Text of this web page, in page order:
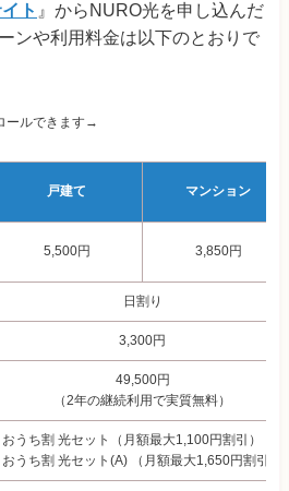
ト 』からNURO光を申し込んだ
ンや利用料金は以下のとおりで
ールできます→
戸建て マンション
5,500円 3,850円
日割り
3,300円
49,500円
（2年の継続利用で実質無料）
おうち割 光セット（月額最大1,100円割引）
おうち割 光セット(A) （月額最大1,650円割引）